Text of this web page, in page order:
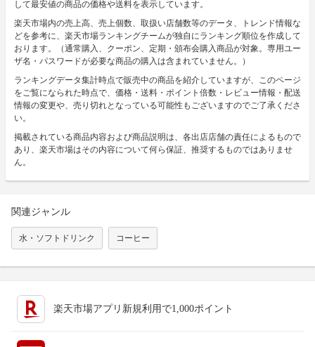
して最安値の商品の価格や送料を表示しています。
楽天市場内の売上高、売上個数、取扱い店舗数等のデータ、トレンド情報な
どを参考に、楽天市場ランキングチームが独自にランキング順位を作成して
おります。（通常購入、クーポン、定期・頒布会購入商品が対象。専用ユー
ザ名・パスワードが必要な商品の購入は含まれていません。）
ランキングデータ集計時点で販売中の商品を紹介していますが、このページ
をご覧になられた時点で、価格・送料・ポイント倍数・レビュー情報・配送
情報の変更や、売り切れとなっている可能性もございますのでご了承くださ
い。
掲載されている商品内容および商品説明は、各出店店舗の責任によるもので
あり、楽天市場はその内容について何ら保証、推奨するものではありませ
ん。
関連ジャンル
水・ソフトドリンク コーヒー
楽天市場アプリ新規利用で1,000ポイント